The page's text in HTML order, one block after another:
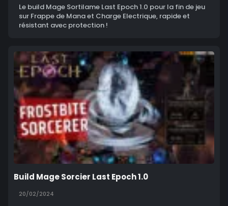
Le build Mage Sortilame Last Epoch 1.0 pour la fin de jeu
sur Frappe de Mana et Charge Electrique, rapide et
résistant avec protection !
Build Mage Sorcier Last Epoch 1.0
20/02/2024